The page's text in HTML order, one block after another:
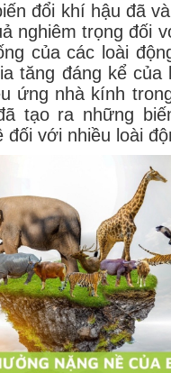
đổi khí hậu đã
nghiêm trọng đối
của các loài
tăng đáng kể của
ứng nhà kính
tạo ra những
với nhiều loài